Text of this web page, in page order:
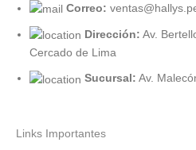
Correo:
Dirección: Av.
Cercado de Lima
Sucursal: Av.
Links Importantes